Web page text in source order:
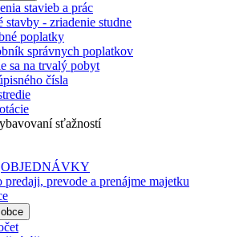
stavieb a prác
stavby - zriadenie studne
poplatky
správnych poplatkov
sa na trvalý pobyt
čísla
sťažností
predaji, prevode a prenájme majetku